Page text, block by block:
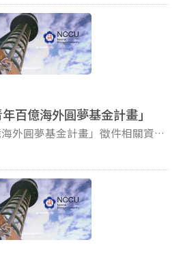
中心115年5月27日器捐登字第
接衛
意願及病人自主識能精進計
極推動安寧緩和醫療、病人自主
升民眾意識與認知，以促進民眾
「學術論文及病例報告」（附件
件二）共三類，歡迎踴躍投稿 。
中 心 官 網
參考。 四、本活動採
（星期五）止。如有相關問題請
222，財團法人器官捐贈移植登
王小姐，聯絡信箱：
。
百億海外圓夢基金計畫」
外圓夢基金計畫」徵件相關資
結合相關單位資源及力量，共同
與國家永續發展相符的各類高品
敢築夢、踏實圓夢， 進一步提升
年「圓
作計畫格式」修正版（如附件